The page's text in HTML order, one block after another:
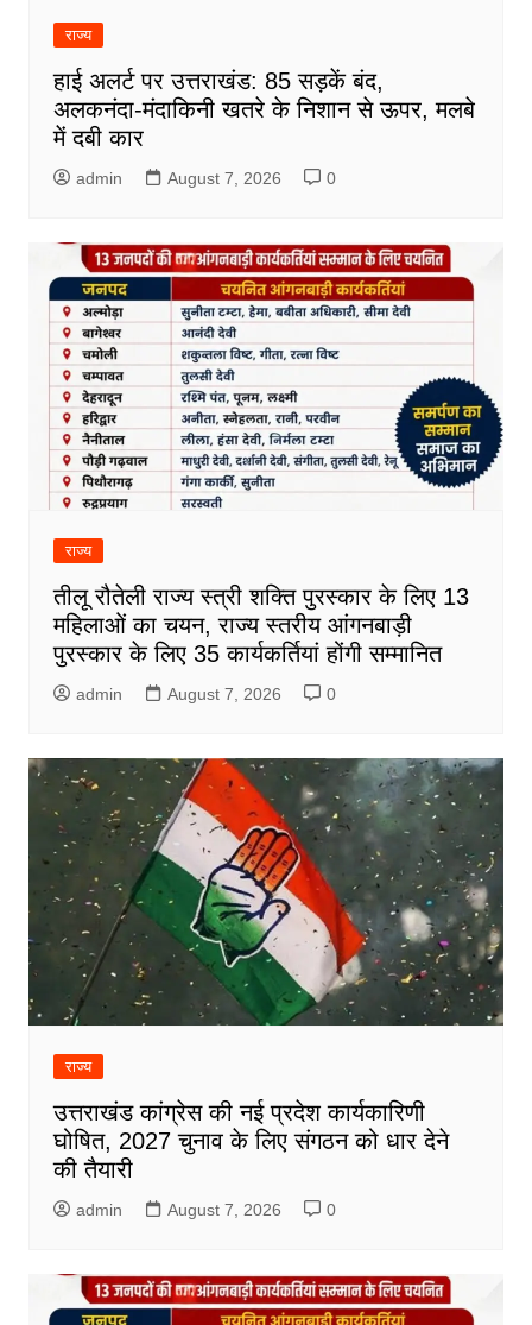
राज्य
हाई अलर्ट पर उत्तराखंड: 85 सड़कें बंद,
अलकनंदा-मंदाकिनी खतरे के निशान से ऊपर, मलबे
में दबी कार
admin August 7, 2026 0
राज्य
तीलू रौतेली राज्य स्त्री शक्ति पुरस्कार के लिए 13
महिलाओं का चयन, राज्य स्तरीय आंगनबाड़ी
पुरस्कार के लिए 35 कार्यकर्तियां होंगी सम्मानित
admin August 7, 2026 0
राज्य
उत्तराखंड कांग्रेस की नई प्रदेश कार्यकारिणी
घोषित, 2027 चुनाव के लिए संगठन को धार देने
की तैयारी
admin August 7, 2026 0